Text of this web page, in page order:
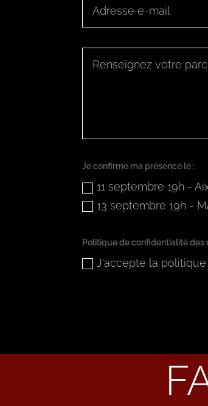
Je confirme ma présence le :
11 septembre 19h -
13 septembre 19h -
Politique de confidentialité des
J'accepte la